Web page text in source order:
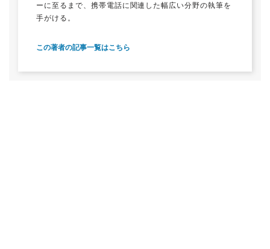
ーに至るまで、携帯電話に関連した幅広い分野の執筆を
手がける。
この著者の記事一覧はこちら